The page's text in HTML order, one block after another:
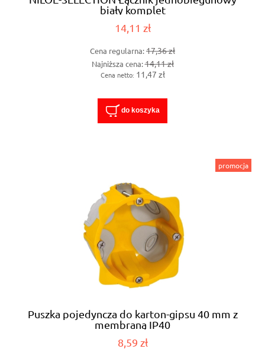
biały komplet
14,11 zł
Cena regularna:17,36 zł
Najniższa cena:14,11 zł
Cena netto: 11,47 zł
do koszyka
Puszka pojedyncza do karton-gipsu 40 mm z
membraną IP40
8,59 zł
promocja